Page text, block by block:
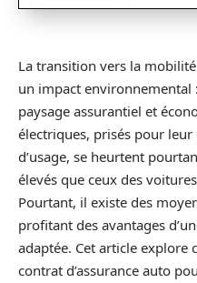
La transition vers la
un impact
paysage assurantiel et
électriques, prisés pour
d’usage, se heurtent
élevés que ceux des
Pourtant, il existe des
profitant des avantages
adaptée. Cet article
contrat d’assurance auto